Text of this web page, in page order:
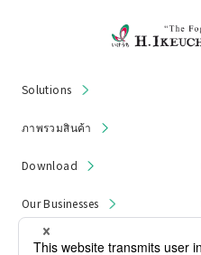
Solutions
ภาพรวมสินค้า
Download
Our Businesses
News & Notices